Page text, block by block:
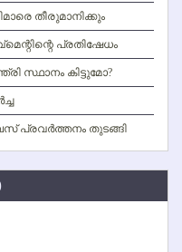
തീരുമാനിക്കും
പ്രതിഷേധം
സ്ഥാനം കിട്ടുമോ?
പ്രവര്‍ത്തനം തുടങ്ങി